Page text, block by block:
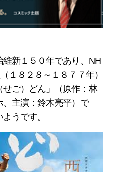
新１５０年であり、NH
１８２８～１８７７年）
せご）どん」（原作：林
主演：鈴木亮平）で
うです。